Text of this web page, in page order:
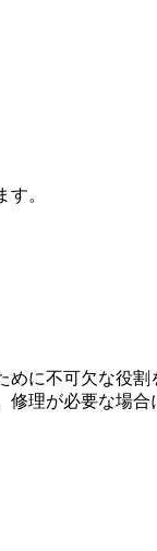
。
に不可欠な役割
理が必要な場